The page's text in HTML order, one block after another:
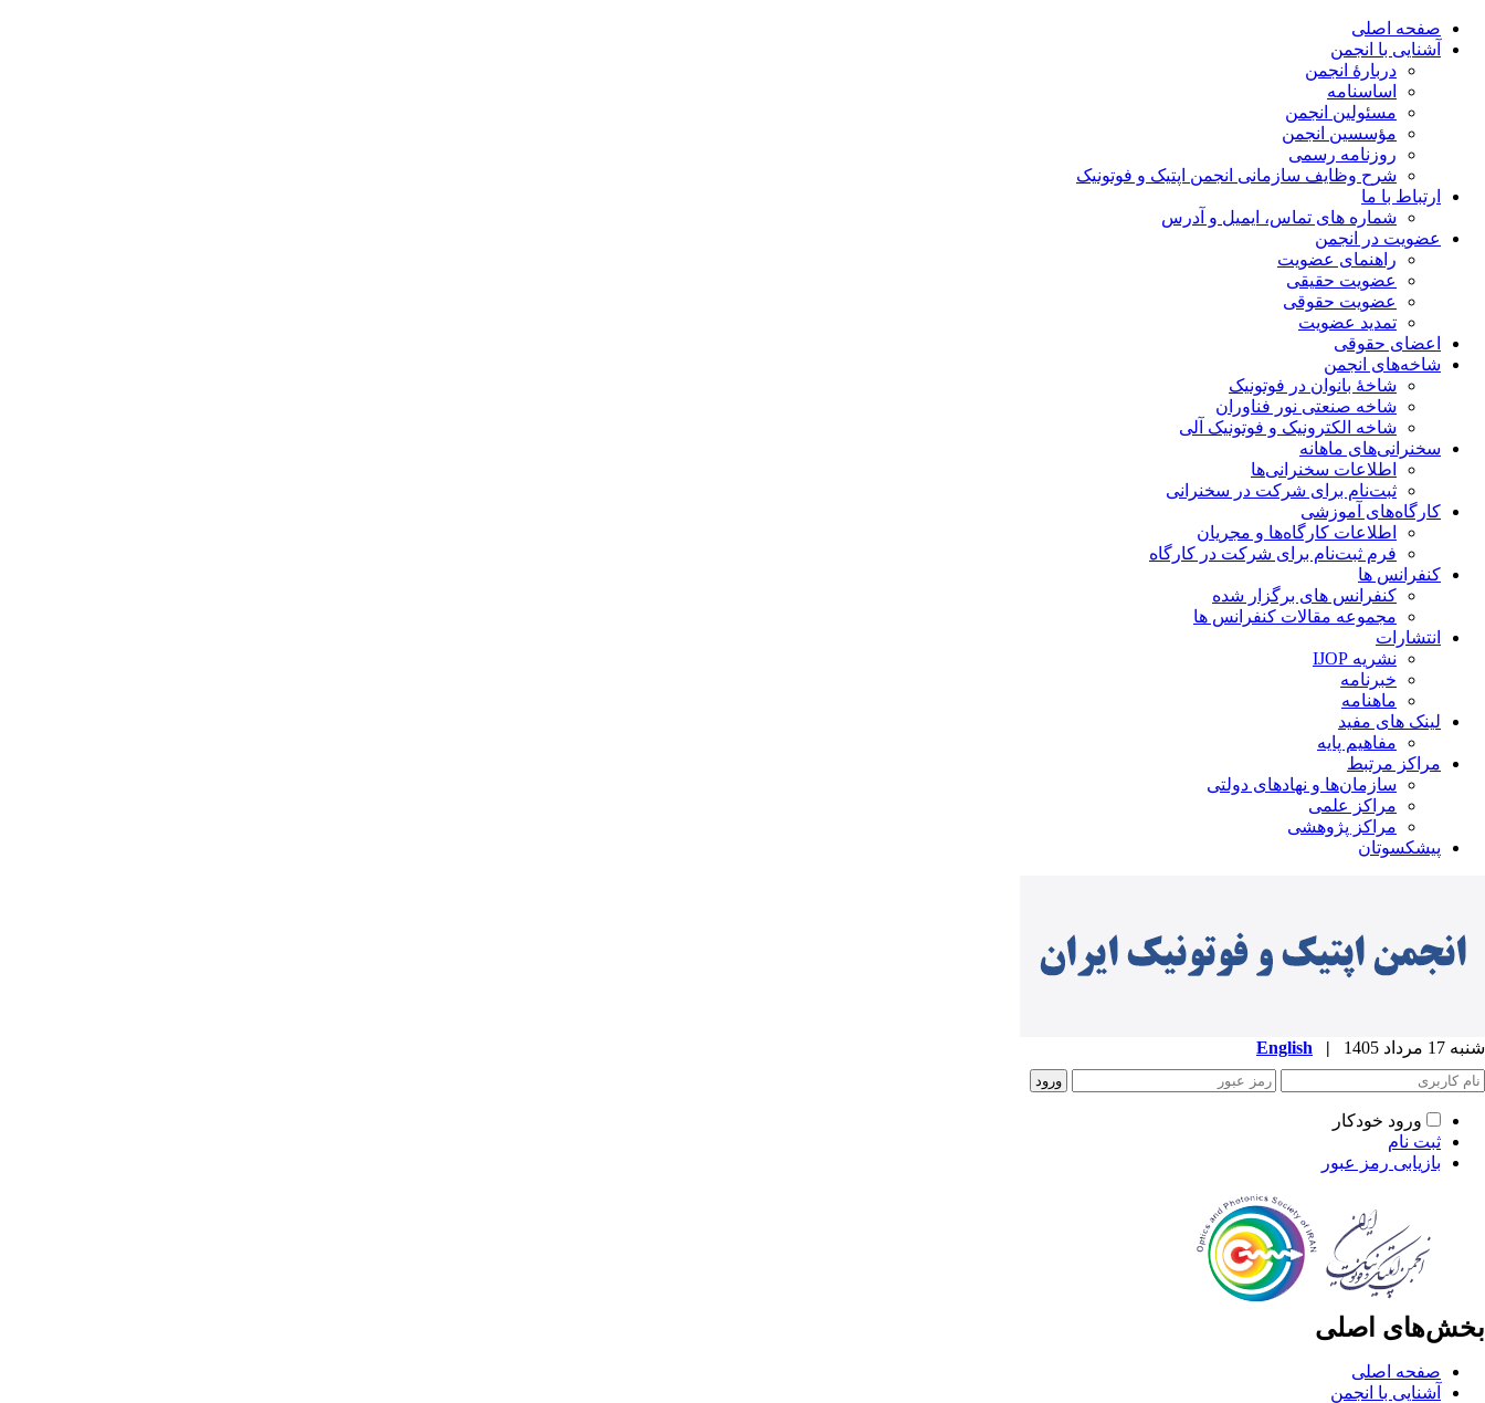
صفحه اصلی
آشنایی با انجمن
دربارۀ انجمن
اساسنامه
مسئولین انجمن
مؤسسین انجمن
روزنامه رسمی
شرح وظایف سازمانی انجمن اپتیک و فوتونیک
ارتباط با ما
شماره های تماس، ایمیل و آدرس
عضویت در انجمن
راهنمای عضویت
عضویت حقیقی
عضویت حقوقی
تمدید عضویت
اعضای حقوقی
شاخه‌های انجمن
شاخۀ بانوان در فوتونیک
شاخه صنعتی نور فناوران
شاخه‌ الکترونیک و فوتونیک آلی
سخنرانی‌های ماهانه
اطلاعات سخنرانی‌‌ها
ثبت‌نام برای شرکت در سخنرانی
کارگاه‌های آموزشی
اطلاعات کارگاه‌ها و مجریان
فرم ثبت‌نام برای شرکت در کارگاه
کنفرانس ها
کنفرانس های برگزار شده
مجموعه مقالات کنفرانس ها
انتشارات
نشریه IJOP
خبرنامه
ماهنامه
لینک های مفید
مفاهیم پایه
مراکز مرتبط
سازمان‌ها و نهادهای دولتی
مراکز علمی
مراکز پژوهشی
پیشکسوتان
شنبه 17 مرداد 1405 |
English
ورود خودکار
ثبت نام
بازیابی رمز عبور
بخش‌های اصلی
صفحه اصلی
آشنایی با انجمن